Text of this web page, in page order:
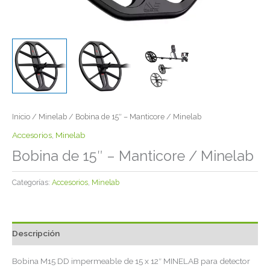
Inicio / Minelab / Bobina de 15″ – Manticore / Minelab
Accesorios Minelab
Bobina de 15″ – Manticore / Minelab
Categorías: Accesorios Minelab
Descripción
Bobina M15 DD impermeable de 15 x 12″ MINELAB para detector